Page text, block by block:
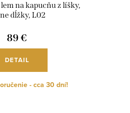
na kapucňu z líšky,
dĺžky, L02
89 €
DETAIL
- cca 30 dní!